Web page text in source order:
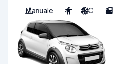
Manuale
4 A/C 2